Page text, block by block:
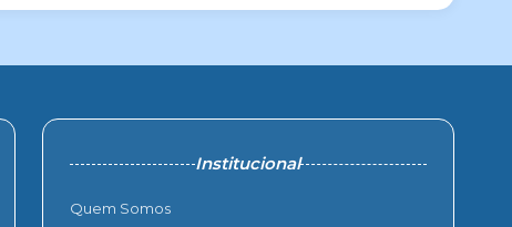
Institucional
Quem Somos